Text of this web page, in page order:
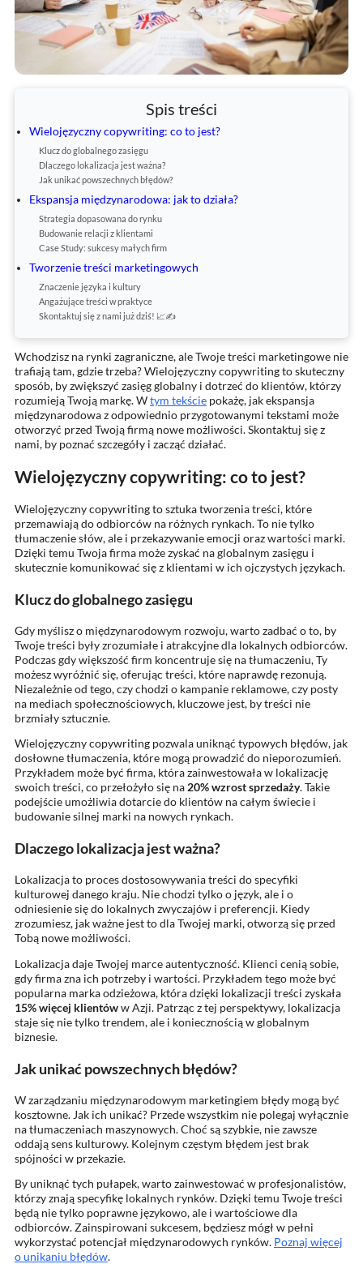
Spis treści
Wielojęzyczny copywriting: co to jest?
Klucz do globalnego zasięgu
Dlaczego lokalizacja jest ważna?
Jak unikać powszechnych błędów?
Ekspansja międzynarodowa: jak to działa?
Strategia dopasowana do rynku
Budowanie relacji z klientami
Case Study: sukcesy małych firm
Tworzenie treści marketingowych
Znaczenie języka i kultury
Angażujące treści w praktyce
Skontaktuj się z nami już dziś! 📈✍️
Wchodzisz na rynki zagraniczne, ale Twoje treści marketingowe nie
trafiają tam, gdzie trzeba? Wielojęzyczny copywriting to skuteczny
sposób, by zwiększyć zasięg globalny i dotrzeć do klientów, którzy
rozumieją Twoją markę. Wtym tekście pokażę, jak ekspansja
międzynarodowa z odpowiednio przygotowanymi tekstami może
otworzyć przed Twoją firmą nowe możliwości. Skontaktuj się z
nami, by poznać szczegóły i zacząć działać.
Wielojęzyczny copywriting: co to jest?
Wielojęzyczny copywriting to sztuka tworzenia treści, które
przemawiają do odbiorców na różnych rynkach. To nie tylko
tłumaczenie słów, ale i przekazywanie emocji oraz wartości marki.
Dzięki temu Twoja firma może zyskać na globalnym zasięgu i
skutecznie komunikować się z klientami w ich ojczystych językach.
Klucz do globalnego zasięgu
Gdy myślisz o międzynarodowym rozwoju, warto zadbać o to, by
Twoje treści były zrozumiałe i atrakcyjne dla lokalnych odbiorców.
Podczas gdy większość firm koncentruje się na tłumaczeniu, Ty
możesz wyróżnić się, oferując treści, które naprawdę rezonują.
Niezależnie od tego, czy chodzi o kampanie reklamowe, czy posty
na mediach społecznościowych, kluczowe jest, by treści nie
brzmiały sztucznie.
Wielojęzyczny copywriting pozwala uniknąć typowych błędów, jak
dosłowne tłumaczenia, które mogą prowadzić do nieporozumień.
Przykładem może być firma, która zainwestowała w lokalizację
swoich treści, co przełożyło się na20% wzrost sprzedaży. Takie
podejście umożliwia dotarcie do klientów na całym świecie i
budowanie silnej marki na nowych rynkach.
Dlaczego lokalizacja jest ważna?
Lokalizacja to proces dostosowywania treści do specyfiki
kulturowej danego kraju. Nie chodzi tylko o język, ale i o
odniesienie się do lokalnych zwyczajów i preferencji. Kiedy
zrozumiesz, jak ważne jest to dla Twojej marki, otworzą się przed
Tobą nowe możliwości.
Lokalizacja daje Twojej marce autentyczność. Klienci cenią sobie,
gdy firma zna ich potrzeby i wartości. Przykładem tego może być
popularna marka odzieżowa, która dzięki lokalizacji treści zyskała
15% więcej klientóww Azji. Patrząc z tej perspektywy, lokalizacja
staje się nie tylko trendem, ale i koniecznością w globalnym
biznesie.
Jak unikać powszechnych błędów?
W zarządzaniu międzynarodowym marketingiem błędy mogą być
kosztowne. Jak ich unikać? Przede wszystkim nie polegaj wyłącznie
na tłumaczeniach maszynowych. Choć są szybkie, nie zawsze
oddają sens kulturowy. Kolejnym częstym błędem jest brak
spójności w przekazie.
By uniknąć tych pułapek, warto zainwestować w profesjonalistów,
którzy znają specyfikę lokalnych rynków. Dzięki temu Twoje treści
będą nie tylko poprawne językowo, ale i wartościowe dla
odbiorców. Zainspirowani sukcesem, będziesz mógł w pełni
wykorzystać potencjał międzynarodowych rynków. Poznaj więcej
o unikaniu błędów.